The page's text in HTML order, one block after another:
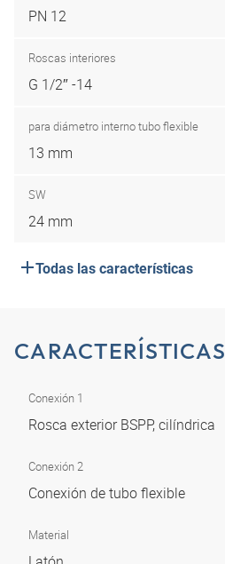
PN 12
Roscas interiores
G 1/2″ -14
para diámetro interno tubo flexible
13 mm
SW
24 mm
Todas las características
CARACTERÍSTICAS
Conexión 1
Rosca exterior BSPP, cilíndrica
Conexión 2
Conexión de tubo flexible
Material